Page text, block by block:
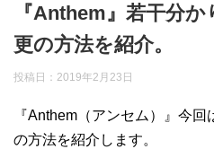
『Anthem』若干分
更の方法を紹介。
投稿日： 2019年2月23日
『Anthem（アンセム）』今
の方法を紹介します。